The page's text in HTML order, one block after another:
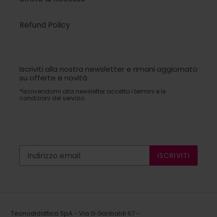
Refund Policy
Iscriviti alla nostra newsletter e rimani aggiornato
su offerte e novità
*Iscrivendomi alla newsletter accetto i termini e le
condizioni del servizio
ISCRIVITI
Tecnodidattica SpA - Via G.Garibaldi 67 -